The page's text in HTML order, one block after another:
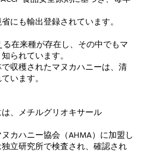
にも輸出登録されています。
在来種が存在し、その中でもマ
られています。
収穫されたマヌカハニーは、清
います。
、メチルグリオキサール
カハニー協会（AHMA）に加盟し
立研究所で検査され、確認され